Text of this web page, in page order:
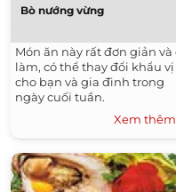
Bò nướng vừng
Món ăn này rất đơn giản và
làm, có thể thay đổi khẩu vị
cho bạn và gia đình trong
ngày cuối tuần.
Xem thêm